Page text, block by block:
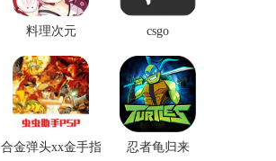
料理次元 csgo
合金弹头xx金手指
忍者龟归来